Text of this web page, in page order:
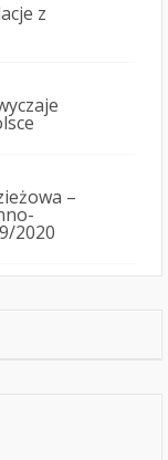
z
–
2020